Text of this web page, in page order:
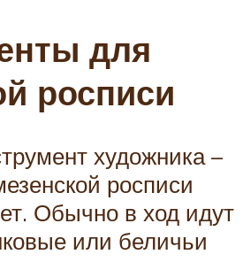
для
росписи
художника –
росписи
Обычно в ход идут
или беличьи